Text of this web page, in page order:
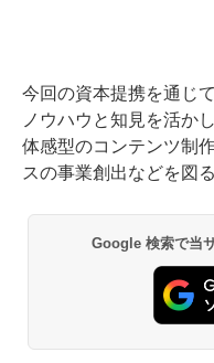
今回の資本提携を通じ
ノウハウと知見を活か
体感型のコンテンツ制
スの事業創出などを図る
Google 検索で当